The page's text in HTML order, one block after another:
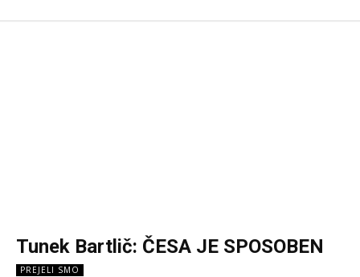
Tunek Bartlič: ČESA JE SPOSOBEN
PREJELI SMO